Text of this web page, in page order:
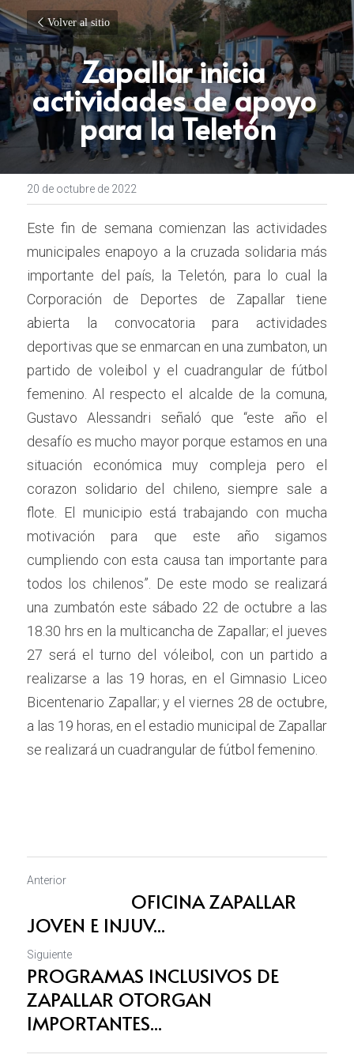
Volver al sitio
Zapallar inicia
actividades de apoyo
para la Teletón
20 de octubre de 2022
Este fin de semana comienzan las actividades
municipales enapoyo a la cruzada solidaria más
importante del país, la Teletón, para lo cual la
Corporación de Deportes de Zapallar tiene
abierta la convocatoria para actividades
deportivas que se enmarcan en una zumbaton, un
partido de voleibol y el cuadrangular de fútbol
femenino. Al respecto el alcalde de la comuna,
Gustavo Alessandri señaló que “este año el
desafío es mucho mayor porque estamos en una
situación económica muy compleja pero el
corazon solidario del chileno, siempre sale a
flote. El municipio está trabajando con mucha
motivación para que este año sigamos
cumpliendo con esta causa tan importante para
todos los chilenos”. De este modo se realizará
una zumbatón este sábado 22 de octubre a las
18.30 hrs en la multicancha de Zapallar; el jueves
27 será el turno del vóleibol, con un partido a
realizarse a las 19 horas, en el Gimnasio Liceo
Bicentenario Zapallar; y el viernes 28 de octubre,
a las 19 horas, en el estadio municipal de Zapallar
se realizará un cuadrangular de fútbol femenino.
Anterior
OFICINA ZAPALLAR
JOVEN E INJUV...
Siguiente
PROGRAMAS INCLUSIVOS DE
ZAPALLAR OTORGAN
IMPORTANTES...